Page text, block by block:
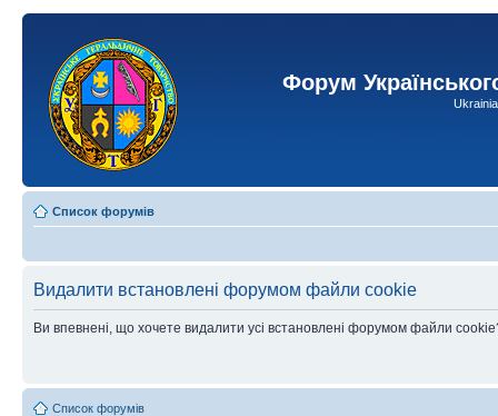
Форум
Список форумів
Видалити встановлені форумом файли cookie
Ви впевнені, що хочете видалити усі встановлені форумом файли
Список форумів